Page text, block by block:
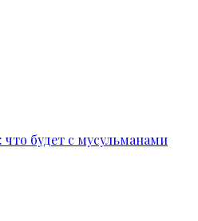
будет с мусульманами